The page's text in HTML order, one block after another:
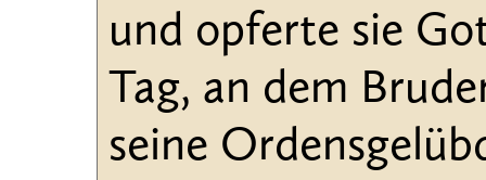
und opferte sie
Tag, an dem
seine